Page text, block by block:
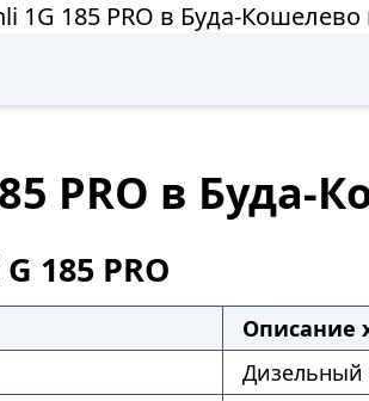
1G 185 PRO в Буда-
PRO в Буда-
185 PRO
Описание
Дизельный